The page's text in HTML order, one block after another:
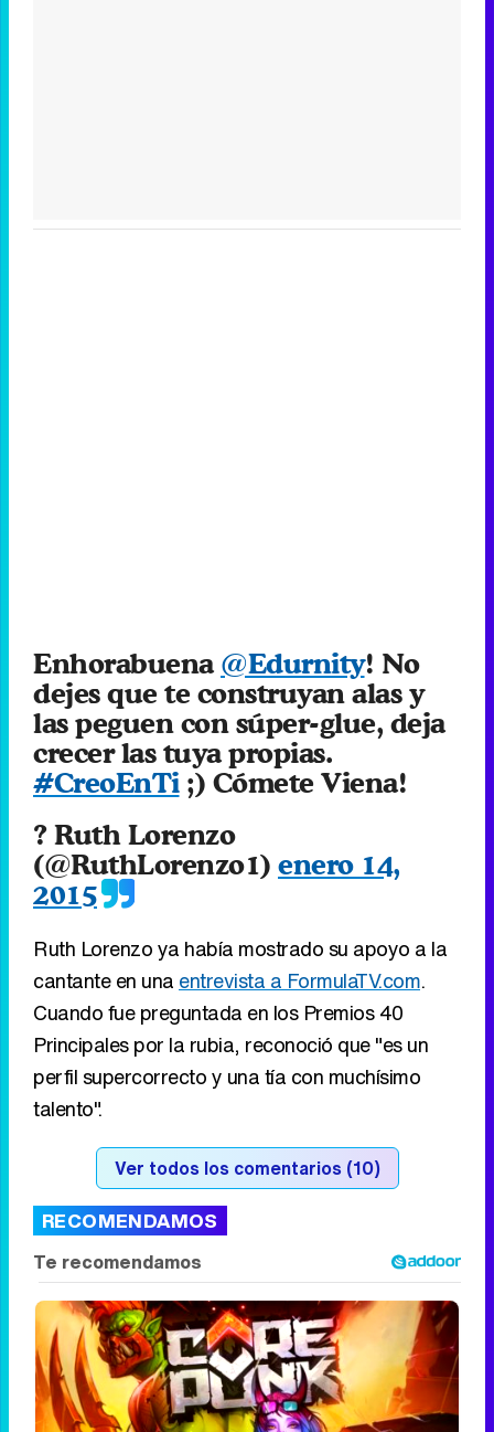
Enhorabuena @Edurnity! No
dejes que te construyan alas y
las peguen con súper-glue, deja
crecer las tuya propias.
#CreoEnTi;) Cómete Viena!
? Ruth Lorenzo
(@RuthLorenzo1) enero 14,
2015
Ruth Lorenzo ya había mostrado su apoyo a la
cantante en una entrevista a FormulaTV.com.
Cuando fue preguntada en los Premios 40
Principales por la rubia, reconoció que "es un
perfil supercorrecto y una tía con muchísimo
talento".
Ver todos los comentarios (10)
RECOMENDAMOS